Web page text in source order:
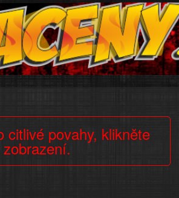
citlivé povahy, klikněte